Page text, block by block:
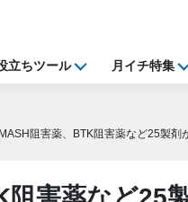
立ちツール 月イチ特集
阻害薬、BTK阻害薬など25製剤